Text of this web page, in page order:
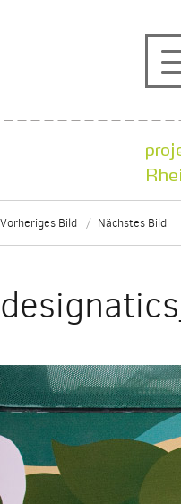
Vorheriges Bild Nächstes Bild